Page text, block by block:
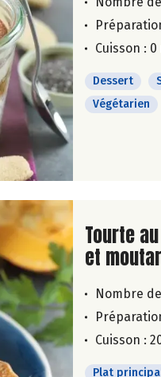
Cuisson : 0
Dessert
Végétarien
Lire la
Tourte
et
Nombre
Cuisson :
Plat